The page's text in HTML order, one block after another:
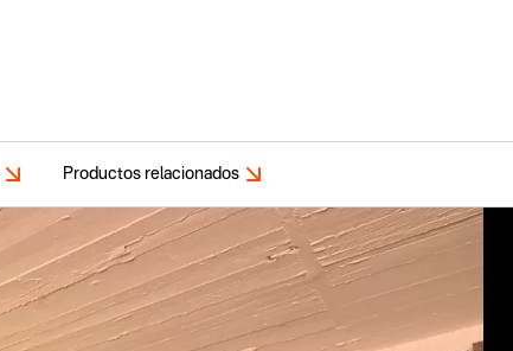
Productos relacionados